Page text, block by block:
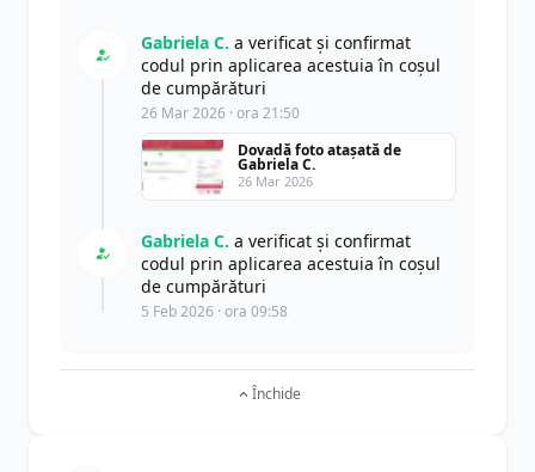
Gabriela C. a verificat și confirmat
codul prin aplicarea acestuia în coșul
de cumpărături
26 Mar 2026 · ora 21:50
Dovadă foto atașată de
Gabriela C.
26 Mar 2026
Gabriela C. a verificat și confirmat
codul prin aplicarea acestuia în coșul
de cumpărături
5 Feb 2026 · ora 09:58
Închide